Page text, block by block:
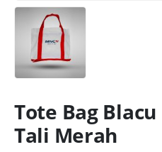
Tote Bag Blacu
Tali Merah